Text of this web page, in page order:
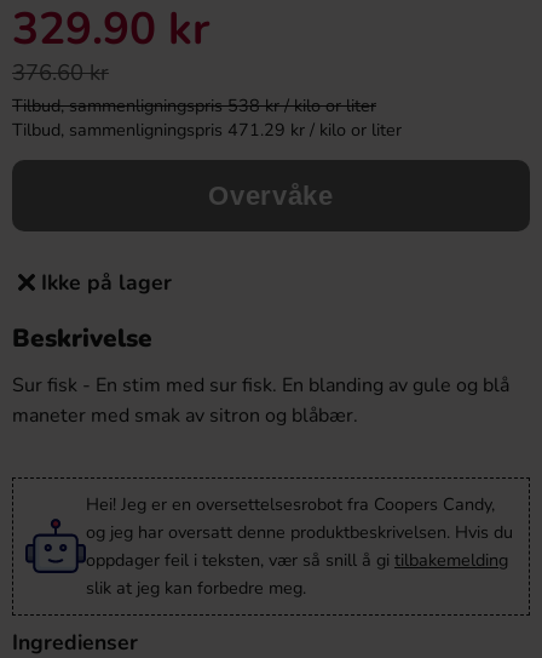
329.90 kr
376.60 kr
Tilbud, sammenligningspris 538 kr / kilo or liter
Tilbud, sammenligningspris 471.29 kr / kilo or liter
Overvåke
Ikke på lager
Beskrivelse
Sur fisk - En stim med sur fisk. En blanding av gule og blå
maneter med smak av sitron og blåbær.
Hei! Jeg er en oversettelsesrobot fra Coopers Candy,
og jeg har oversatt denne produktbeskrivelsen. Hvis du
oppdager feil i teksten, vær så snill å gi tilbakemelding
slik at jeg kan forbedre meg.
Ingredienser